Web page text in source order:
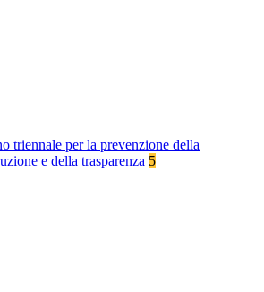
triennale per la prevenzione della
e della trasparenza 5